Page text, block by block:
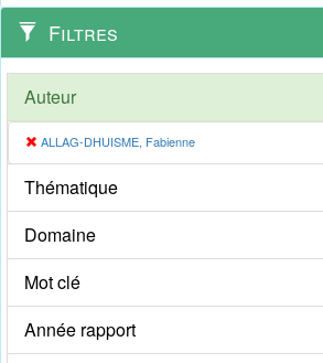
Filtres
Auteur
ALLAG-DHUISME, Fabienne
Thématique
Domaine
Mot clé
Année rapport